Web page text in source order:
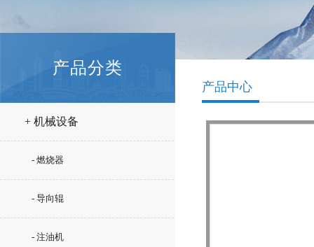
产品分类
+ 机械设备
- 燃烧器
- 导向辊
- 注油机
产品中心